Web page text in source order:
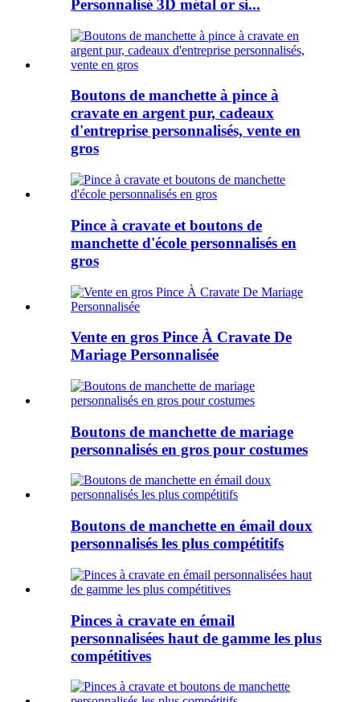
Personnalisé 3D métal or si...
Boutons de manchette à pince à
cravate en argent pur, cadeaux
d'entreprise personnalisés, vente en
gros
Pince à cravate et boutons de
manchette d'école personnalisés en
gros
Vente en gros Pince À Cravate De
Mariage Personnalisée
Boutons de manchette de mariage
personnalisés en gros pour costumes
Boutons de manchette en émail doux
personnalisés les plus compétitifs
Pinces à cravate en émail
personnalisées haut de gamme les plus
compétitives